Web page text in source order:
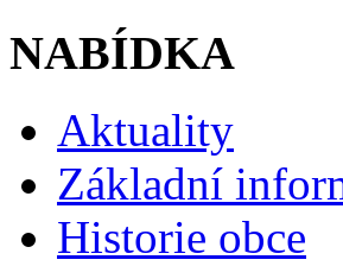
NABÍDKA
Aktuality
Základní
Historie obce